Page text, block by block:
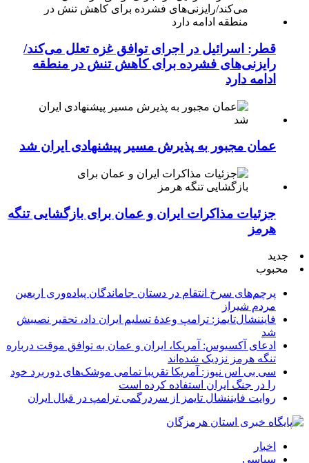
قطر: اسرائیل در اجرای توافق غزه تعلل می‌کند/
رایزنی‌های فشرده برای کاهش تنش در منطقه
ادامه دارد
عمان مجبور به پذیرش مسیر پیشنهادی ایران شد
جزئیات مذاکرات ایران و عمان برای بازگشایی تنگه
هرمز
جدید
محبوب
پرچم‌های سرخ انتقام در دستان جاماندگان پیاده‌وری اربعین
مردم شیراز
فایننشال‌تایمز: ترامپ وعدۀ تسلیم ایران داد، تحقیر نصیبش
شد
ادعای آکسیوس: آمریکا، ایران و عمان به توافق موقت درباره
تنگه هرمز نزدیک شده‌اند
سی بی اس نیوز: آمریکا تقریبا تمامی موشک‌های دوربرد خود
را در جنگ ایران استفاده کرده است
روایت فایننشال تایمز از سردرگمی ترامپ در قبال ایران
اخبار
سیاسی